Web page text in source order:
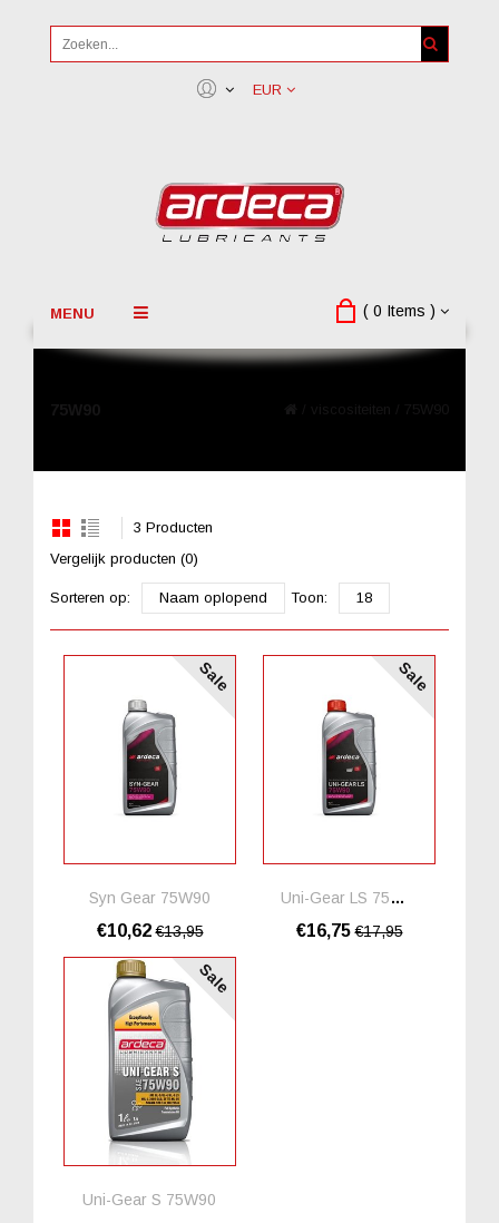
EUR
MENU ( 0 Items )
3 Producten
Vergelijk producten (0)
Sorteren op: Naam oplopend Toon: 18
Sale
Syn Gear 75W90
€10,62€13,95
Sale
Uni-Gear LS 75W90
€16,75€17,95
Sale
Uni-Gear S 75W90